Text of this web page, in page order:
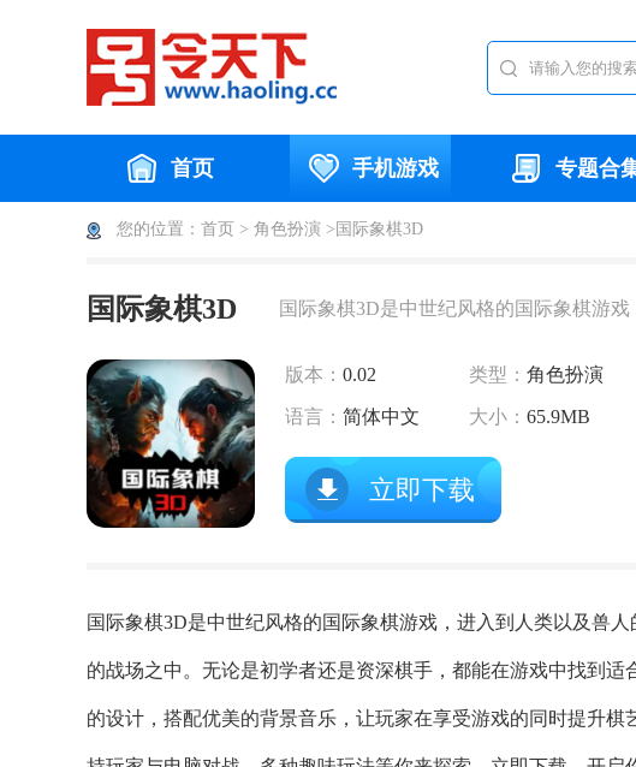
首页 手机游戏 专题合
您的位置： 首页 > 角色扮演 >国际象棋3D
国际象棋3D 国际象棋3D是中世纪风格的国际象棋游戏
版本： 0.02 类型： 角色扮演
语言： 简体中文 大小： 65.9MB
立即下载
国际象棋3D是中世纪风格的国际象棋游戏，进入到人类以及兽
的战场之中。无论是初学者还是资深棋手，都能在游戏中找到
的设计，搭配优美的背景音乐，让玩家在享受游戏的同时提升